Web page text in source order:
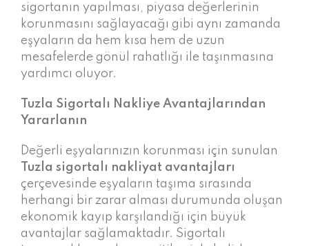
sigortanın yapılması, piyasa değerlerinin
korunmasını sağlayacağı gibi aynı zamanda
eşyaların da hem kısa hem de uzun
mesafelerde gönül rahatlığı ile taşınmasına
yardımcı oluyor.
Tuzla Sigortalı Nakliye Avantajlarından
Yararlanın
Değerli eşyalarınızın korunması için sunulan
Tuzla sigortalı nakliyat avantajları
çerçevesinde eşyaların taşıma sırasında
herhangi bir zarar alması durumunda oluşan
ekonomik kayıp karşılandığı için büyük
avantajlar sağlamaktadır. Sigortalı